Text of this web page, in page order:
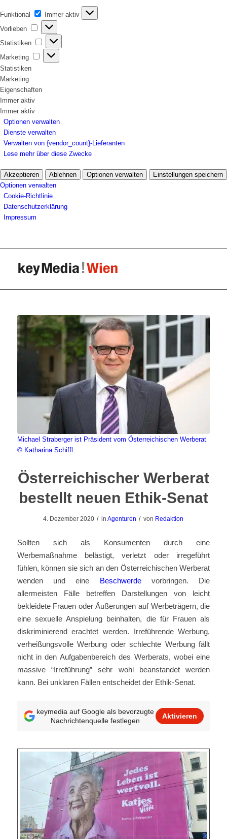
Funktional Funktional
Immer aktiv
Vorlieben
Vorlieben
Statistiken Statistiken
Marketing
Marketing
Statistiken
Marketing
Eigenschaften
Immer aktiv
Immer aktiv
Optionen verwalten
Dienste verwalten
Verwalten von {vendor_count}-Lieferanten
Lese mehr über diese Zwecke
Akzeptieren Ablehnen Optionen verwalten
Einstellungen speichern
Optionen verwalten
Cookie-Richtlinie
Datenschutzerklärung
Impressum
Michael Straberger ist Präsident vom Österreichischen Werberat
© Katharina Schiffl
Österreichischer Werberat
bestellt neuen Ethik-Senat
4. Dezember 2020 / inAgenturen / von Redaktion
Sollten sich als Konsumenten durch eine
Werbemaßnahme belästigt, verletzt oder irregeführt
fühlen, können sie sich an den Österreichischen Werberat
wenden und eine Beschwerdevorbringen. Die
allermeisten Fälle betreffen Darstellungen von leicht
bekleidete Frauen oder Äußerungen auf Werbeträgern, die
eine sexuelle Anspielung beinhalten, die für Frauen als
diskriminierend erachtet werden. Irreführende Werbung,
verheißungsvolle Werbung oder schlechte Werbung fällt
nicht in den Aufgabenbereich des Werberats, wobei eine
massive “Irreführung” sehr wohl beanstandet werden
kann. Bei unklaren Fällen entscheidet der Ethik-Senat.
keymedia auf Google als bevorzugte
Nachrichtenquelle festlegen
Aktivieren